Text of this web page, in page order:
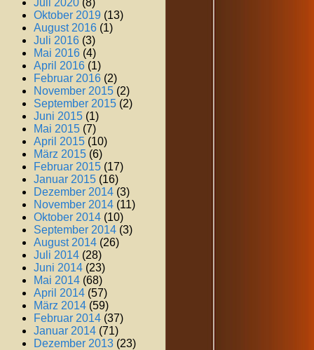
Oktober 2019 (13)
August 2016 (1)
Juli 2016 (3)
Mai 2016 (4)
April 2016 (1)
Februar 2016 (2)
November 2015 (2)
September 2015 (2)
Juni 2015 (1)
Mai 2015 (7)
April 2015 (10)
März 2015 (6)
Februar 2015 (17)
Januar 2015 (16)
Dezember 2014 (3)
November 2014 (11)
Oktober 2014 (10)
September 2014 (3)
August 2014 (26)
Juli 2014 (28)
Juni 2014 (23)
Mai 2014 (68)
April 2014 (57)
März 2014 (59)
Februar 2014 (37)
Januar 2014 (71)
Dezember 2013 (23)